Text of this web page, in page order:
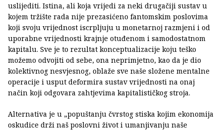
uslijediti. Istina, ali koja vrijedi za neki drugačiji sustav u
kojem tržište rada nije prezasićeno fantomskim poslovima
koji svoju vrijednost iscrpljuju u monetarnoj razmjeni i od
uporabne vrijednosti krajnje otuđenom i samodostatnom
kapitalu. Sve je to rezultat konceptualizacije koju teško
možemo odvojiti od sebe, ona neprimjetno, kao da je dio
kolektivnog nesvjesnog, oblaže sve naše složene mentalne
operacije i usput deformira sustav vrijednosti na onaj
način koji odgovara zahtjevima kapitalističkog stroja.
Alternativa je u „popuštanju čvrstog stiska kojim ekonomija
oskudice drži naš poslovni život i umanjivanju naše